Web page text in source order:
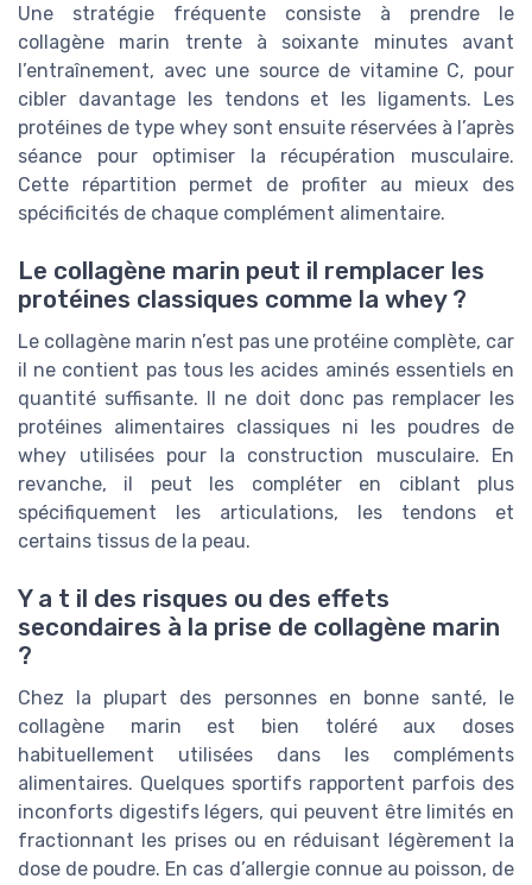
Une stratégie fréquente consiste à prendre le
collagène marin trente à soixante minutes avant
l’entraînement, avec une source de vitamine C, pour
cibler davantage les tendons et les ligaments. Les
protéines de type whey sont ensuite réservées à l’après
séance pour optimiser la récupération musculaire.
Cette répartition permet de profiter au mieux des
spécificités de chaque complément alimentaire.
Le collagène marin peut il remplacer les
protéines classiques comme la whey ?
Le collagène marin n’est pas une protéine complète, car
il ne contient pas tous les acides aminés essentiels en
quantité suffisante. Il ne doit donc pas remplacer les
protéines alimentaires classiques ni les poudres de
whey utilisées pour la construction musculaire. En
revanche, il peut les compléter en ciblant plus
spécifiquement les articulations, les tendons et
certains tissus de la peau.
Y a t il des risques ou des effets
secondaires à la prise de collagène marin
?
Chez la plupart des personnes en bonne santé, le
collagène marin est bien toléré aux doses
habituellement utilisées dans les compléments
alimentaires. Quelques sportifs rapportent parfois des
inconforts digestifs légers, qui peuvent être limités en
fractionnant les prises ou en réduisant légèrement la
dose de poudre. En cas d’allergie connue au poisson, de